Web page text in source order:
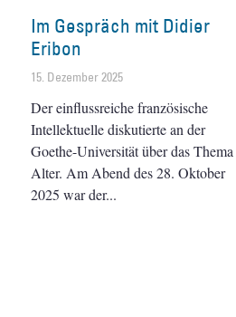
Im Gespräch mit Didier
Eribon
15. Dezember 2025
Der einflussreiche französische
Intellektuelle diskutierte an der
Goethe-Universität über das Thema
Alter. Am Abend des 28. Oktober
2025 war der